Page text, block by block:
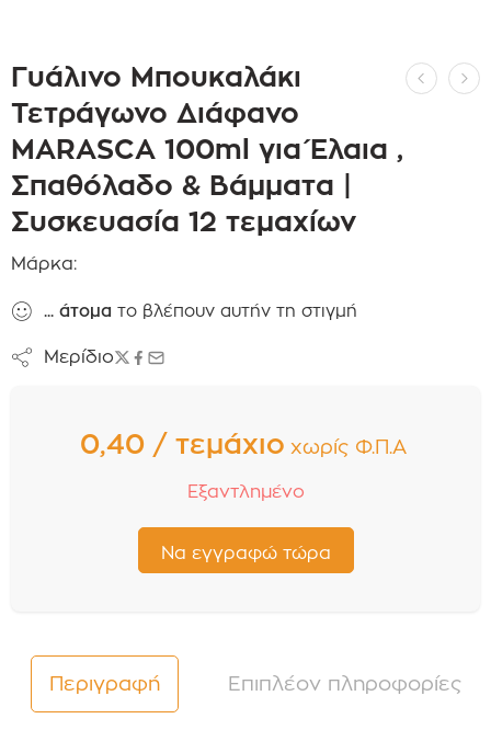
Γυάλινο Μπουκαλάκι
Τετράγωνο Διάφανο
MARASCA 100ml για Έλαια ,
Σπαθόλαδο & Βάμματα |
Συσκευασία 12 τεμαχίων
Μάρκα:
... άτομα το βλέπουν αυτήν τη στιγμή
Μερίδιο
0,40 / τεμάχιο χωρίς Φ.Π.Α
Εξαντλημένο
Περιγραφή Επιπλέον πληροφορίες